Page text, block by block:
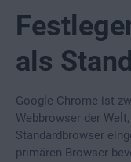
als
Google Chrome ist
Webbrowser der
Standardbrowser
primären Browser